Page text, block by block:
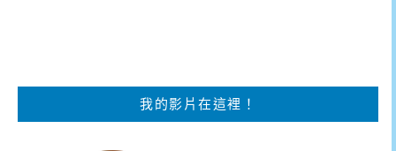
我的影片在這裡！